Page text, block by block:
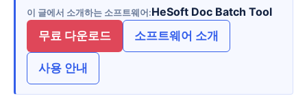
이 글에서 소개하는 소프트웨어 HeSoft Doc Batch Tool
무료 다운로드
소프트웨어 소개
사용 안내